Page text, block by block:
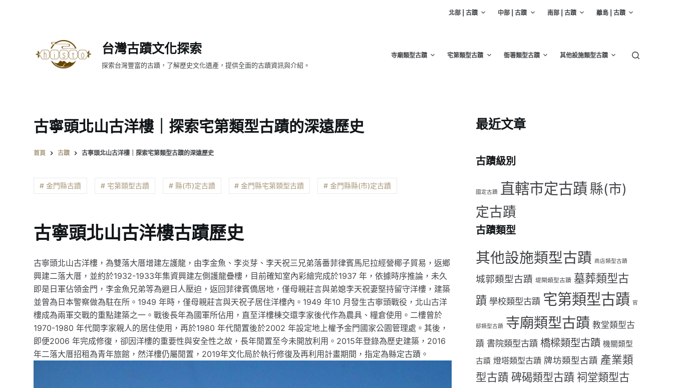
北部 | 古蹟 中部 | 古蹟 南部 | 古蹟 離島 | 古蹟
台灣古蹟文化探索
探索台灣豐富的古蹟，了解歷史文化遺產，提供全面的古蹟資訊與介紹。
寺廟類型古蹟 宅第類型古蹟 衙署類型古蹟 其他設施類型古蹟
古寧頭北山古洋樓｜探索宅第類型古蹟的深遠歷史
首頁 古蹟 古寧頭北山古洋樓｜探索宅第類型古蹟的深遠歷史
# 金門縣古蹟 # 宅第類型古蹟 # 縣(市)定古蹟 # 金門縣宅第類型古蹟 # 金門縣縣(市)定古蹟
古寧頭北山古洋樓古蹟歷史
古寧頭北山古洋樓，為雙落大厝增建左護龍，由李金魚、李炎芽、李天祝三兄弟落番菲律賓馬尼拉經營椰子貿易，返鄉
興建二落大厝，並約於1932-1933年集資興建左側護龍疊樓，目前確知室內彩繪完成於1937 年，依據時序推論，未久
即是日軍佔領金門，李金魚兄弟等為避日人壓迫，返回菲律賓僑居地，僅母親莊言與弟媳李天祝妻堅持留守洋樓，建築
並曾為日本警察做為駐在所。1949 年時，僅母親莊言與天祝子居住洋樓內。1949 年10 月發生古寧頭戰役，北山古洋
樓成為兩軍交戰的重點建築之一。戰後長年為國軍所佔用，直至洋樓棟交還李家後代作為農具、糧倉使用。二樓曾於
1970-1980 年代間李家親人的居住使用，再於1980 年代閒置後於2002 年設定地上權予金門國家公園管理處。其後，
即便2006 年完成修復，卻因洋樓的重要性與安全性之故，長年閒置至今未開放利用。2015年登錄為歷史建築，2016
年二落大厝招租為青年旅館，然洋樓仍屬閒置，2019年文化局於執行修復及再利用計畫期間，指定為縣定古蹟。
最近文章
古蹟級別
國定古蹟 直轄市定古蹟縣(市)
定古蹟
古蹟類型
其他設施類型古蹟 商店類型古蹟
城郭類型古蹟 堤閘類型古蹟 墓葬類型古
蹟 學校類型古蹟 宅第類型古蹟 官
邸類型古蹟 寺廟類型古蹟 教堂類型古
蹟 書院類型古蹟 橋樑類型古蹟 機關類型
古蹟 燈塔類型古蹟 牌坊類型古蹟 產業類
型古蹟 碑碣類型古蹟 祠堂類型古